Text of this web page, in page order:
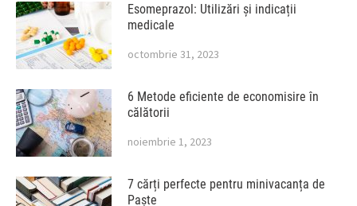
Esomeprazol: Utilizări și indicații
medicale
octombrie 31, 2023
6 Metode eficiente de economisire în
călătorii
noiembrie 1, 2023
7 cărți perfecte pentru minivacanța de
Paște